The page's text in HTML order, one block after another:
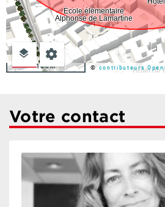
100m © contributeurs
Votre contact